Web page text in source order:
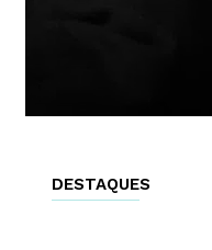
DESTAQUES